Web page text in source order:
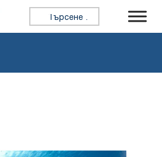
Търсене за: